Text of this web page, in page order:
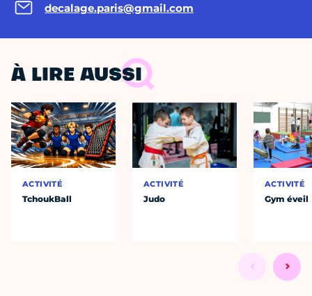
decalage.paris@gmail.com
À LIRE AUSSI
ACTIVITÉ
TchoukBall
ACTIVITÉ
Judo
ACTIVITÉ
Gym éveil